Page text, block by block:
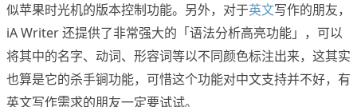
似苹果时光机的版本控制功能。另外，对于英文写作的朋友，
iA Writer 还提供了非常强大的「语法分析高亮功能」，可以
将其中的名字、动词、形容词等以不同颜色标注出来，这其实
也算是它的杀手锏功能，可惜这个功能对中文支持并不好，有
英文写作需求的朋友一定要试试。